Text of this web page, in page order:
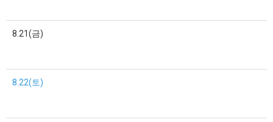
8.21(금)
8.22(토)